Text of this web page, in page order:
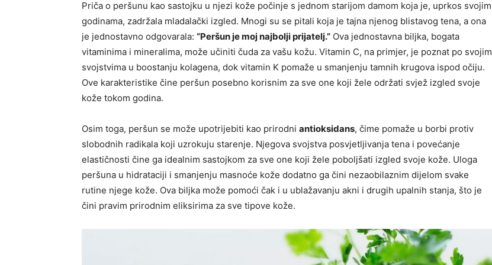
Priča o peršunu kao sastojku u njezi kože počinje s jednom starijom damom koja je, uprkos svojim
godinama, zadržala mladalački izgled. Mnogi su se pitali koja je tajna njenog blistavog tena, a ona
je jednostavno odgovarala: “Peršun je moj najbolji prijatelj.” Ova jednostavna biljka, bogata
vitaminima i mineralima, može učiniti čuda za vašu kožu. Vitamin C, na primjer, je poznat po svojim
svojstvima u boostanju kolagena, dok vitamin K pomaže u smanjenju tamnih krugova ispod očiju.
Ove karakteristike čine peršun posebno korisnim za sve one koji žele održati svjež izgled svoje
kože tokom godina.
Osim toga, peršun se može upotrijebiti kao prirodni antioksidans, čime pomaže u borbi protiv
slobodnih radikala koji uzrokuju starenje. Njegova svojstva posvjetljivanja tena i povećanje
elastičnosti čine ga idealnim sastojkom za sve one koji žele poboljšati izgled svoje kože. Uloga
peršuna u hidrataciji i smanjenju masnoće kože dodatno ga čini nezaobilaznim dijelom svake
rutine njege kože. Ova biljka može pomoći čak i u ublažavanju akni i drugih upalnih stanja, što je
čini pravim prirodnim eliksirima za sve tipove kože.